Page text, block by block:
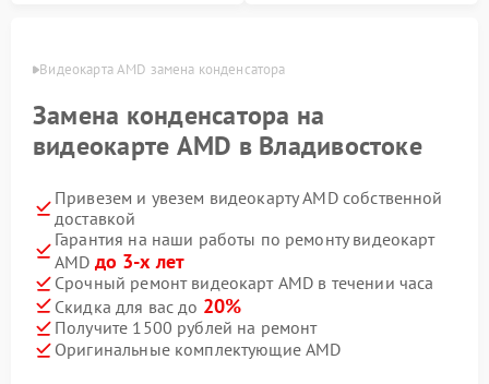
Видеокарта AMD замена конденсатора
Замена конденсатора на
видеокарте AMD в Владивостоке
Привезем и увезем видеокарту AMD собственной
доставкой
Гарантия на наши работы по ремонту видеокарт
AMD до 3-х лет
Срочный ремонт видеокарт AMD в течении часа
Скидка для вас до 20%
Получите 1500 рублей на ремонт
Оригинальные комплектующие AMD